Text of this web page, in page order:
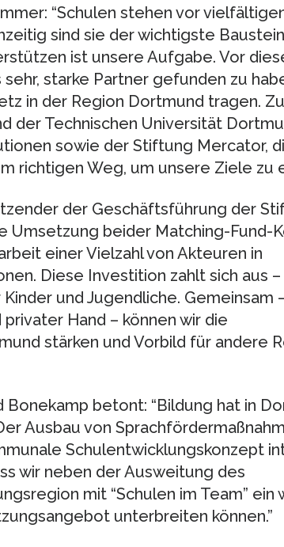
“Schulen stehen vor
sind sie der wichtigste
ist unsere Aufgabe. Vor
starke Partner gefunden zu
in der Region Dortmund tragen.
der Technischen Universität
sowie der Stiftung Mercator,
richtigen Weg, um unsere Ziele zu
der Geschäftsführung der
Umsetzung beider Matching-Fund-
einer Vielzahl von Akteuren in
Diese Investition zahlt sich aus –
und Jugendliche. Gemeinsam
Hand – können wir die
stärken und Vorbild für andere
betont: “Bildung hat in
Ausbau von
Schulentwicklungskonzept
wir neben der Ausweitung des
mit “Schulen im Team” ein
unterbreiten können.”